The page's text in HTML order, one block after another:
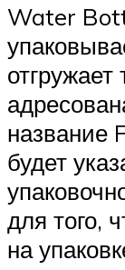
Water
название
будет
для того,
на